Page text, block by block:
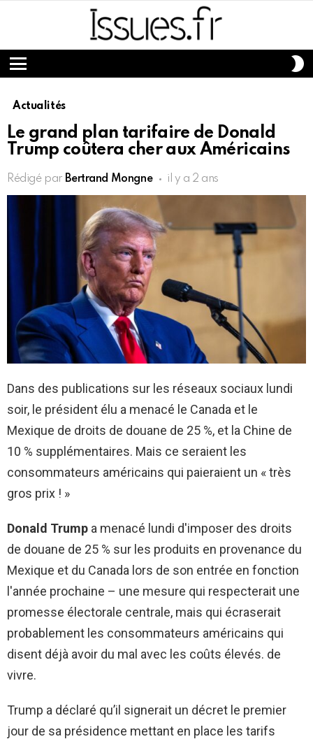
Menu
Actualités
Le grand plan tarifaire de Donald
Trump coûtera cher aux Américains
Rédigé par Bertrand Mongne il y a 2 ans
Dans des publications sur les réseaux sociaux lundi
soir, le président élu a menacé le Canada et le
Mexique de droits de douane de 25 %, et la Chine de
10 % supplémentaires. Mais ce seraient les
consommateurs américains qui paieraient un « très
gros prix ! »
Donald Trump a menacé lundi d'imposer des droits
de douane de 25 % sur les produits en provenance du
Mexique et du Canada lors de son entrée en fonction
l'année prochaine – une mesure qui respecterait une
promesse électorale centrale, mais qui écraserait
probablement les consommateurs américains qui
disent déjà avoir du mal avec les coûts élevés. de
vivre.
Trump a déclaré qu’il signerait un décret le premier
jour de sa présidence mettant en place les tarifs